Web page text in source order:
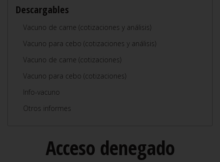
Descargables
Vacuno de carne (cotizaciones y análisis)
Vacuno para cebo (cotizaciones y análisis)
Vacuno de carne (cotizaciones)
Vacuno para cebo (cotizaciones)
Info-vacuno
Otros informes
Acceso denegado